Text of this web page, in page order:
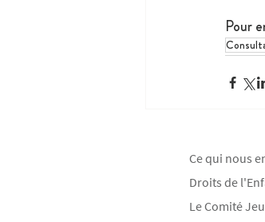
Pour
Ce qui nous
Droits de
Le Comité